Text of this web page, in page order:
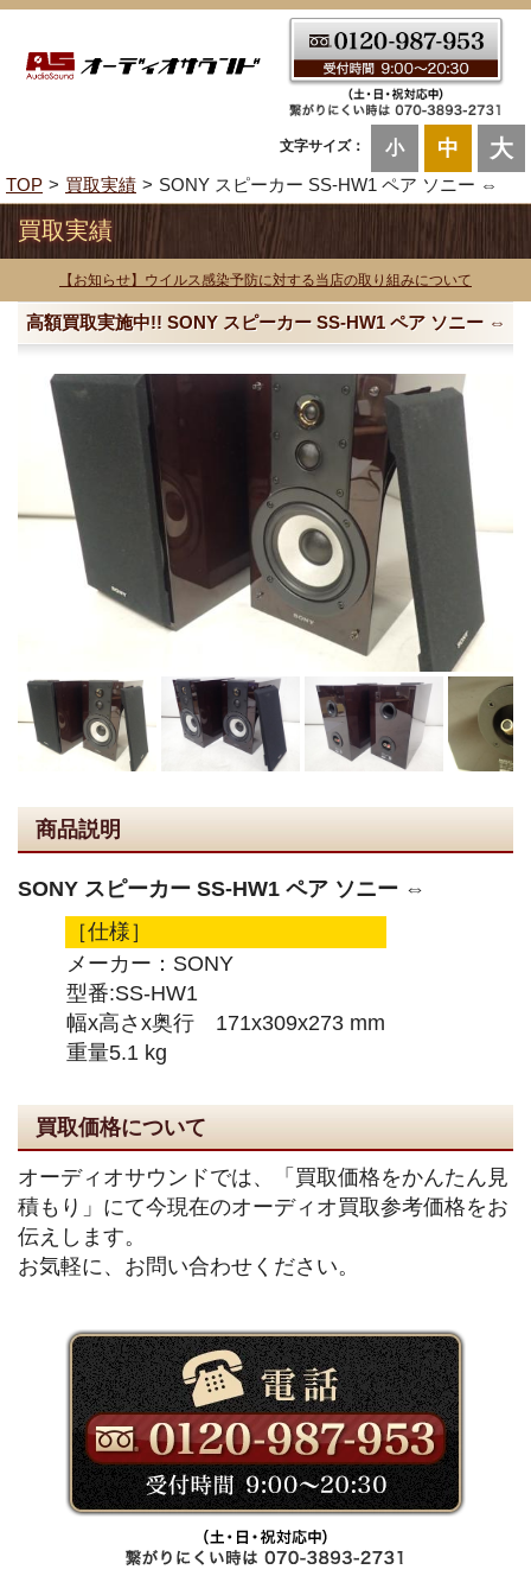
文字サイズ： 小 中 大
TOP 買取実績 SONY スピーカー SS-HW1 ペア ソニー ⇔
買取実績
【お知らせ】ウイルス感染予防に対する当店の取り組みについて
高額買取実施中!! SONY スピーカー SS-HW1 ペア ソニー ⇔
商品説明
SONY スピーカー SS-HW1 ペア ソニー ⇔
［仕様］
メーカー：SONY
型番:SS-HW1
幅x高さx奥行 171x309x273 mm
重量5.1 kg
買取価格について
オーディオサウンドでは、「買取価格をかんたん見
積もり」にて今現在のオーディオ買取参考価格をお
伝えします。
お気軽に、お問い合わせください。